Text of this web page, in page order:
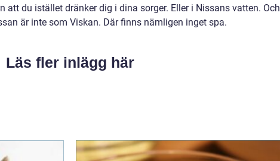
du istället dränker dig i dina sorger. Eller i Nissans vatten. Och
är inte som Viskan. Där finns nämligen inget spa.
Läs fler inlägg här